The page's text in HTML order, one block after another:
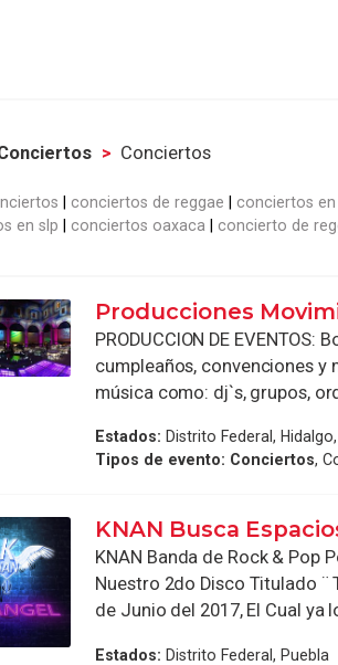
Conciertos
conciertos de reggae conciertos en
en slp conciertos oaxaca concierto de
Producciones
PRODUCCION DE EVENTOS:
cumpleaños, convenciones y
música como: dj`s, grupos,
Estados: Distrito Federal,
Tipos de evento: Conciertos,
KNAN Busca
KNAN Banda de Rock & Pop
Nuestro 2do Disco Titulado ¨
de Junio del 2017, El Cual ya
Estados: Distrito Federal, Puebla